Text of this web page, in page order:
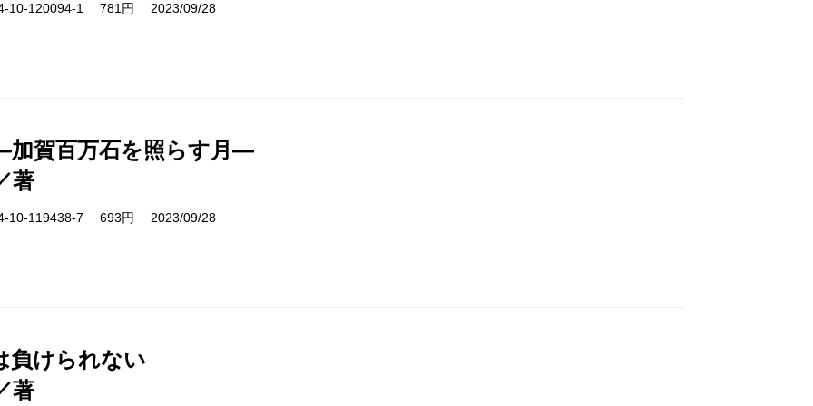
10-120094-1 781円 2023/09/28
賀百万石を照らす月―
著
10-119438-7 693円 2023/09/28
負けられない
著